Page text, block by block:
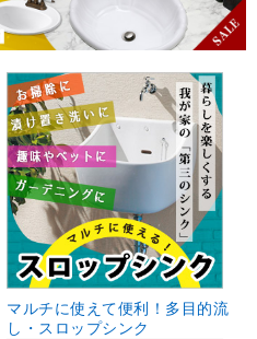
マルチに使えて便利！多目的流
し・スロップシンク